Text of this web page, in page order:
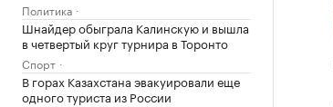
Политика
Шнайдер обыграла Калинскую и вышла
в четвертый круг турнира в Торонто
Спорт
В горах Казахстана эвакуировали еще
одного туриста из России